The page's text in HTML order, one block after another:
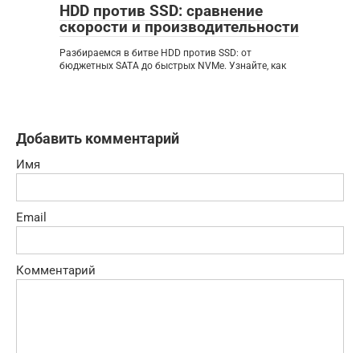
HDD против SSD: сравнение
скорости и производительности
Разбираемся в битве HDD против SSD: от
бюджетных SATA до быстрых NVMe. Узнайте, как
Добавить комментарий
Имя
Email
Комментарий